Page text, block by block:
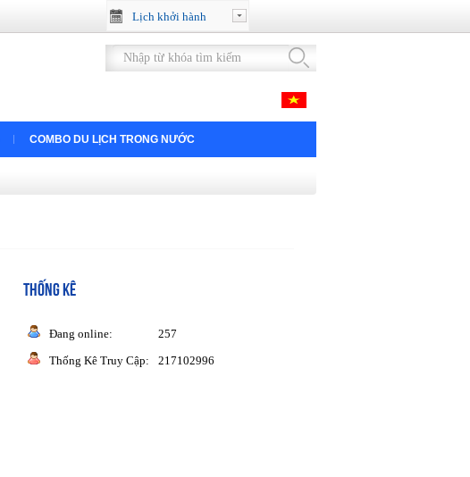
Lịch khởi hành
COMBO DU LỊCH TRONG NƯỚC
THỐNG KÊ
Đang online:
257
Thống Kê Truy Cập:
217102996